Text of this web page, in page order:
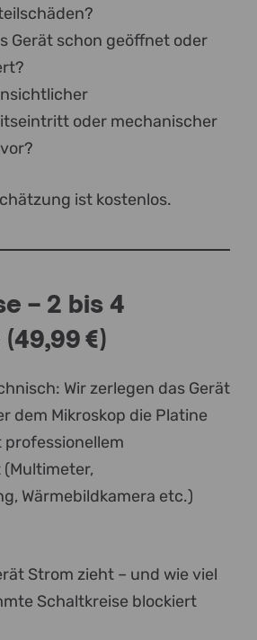
Gerät schon geöffnet oder
oder mechanischer
ist kostenlos.
– 2 bis 4
€)
Wir zerlegen das Gerät
dem Mikroskop die Platine
professionellem
Wärmebildkamera etc.)
Strom zieht – und wie viel
Schaltkreise blockiert